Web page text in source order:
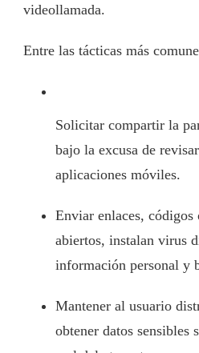
videollamada.
Entre las tácticas más
Solicitar compartir la
bajo la excusa de
aplicaciones móviles.
Enviar enlaces, códigos
abiertos, instalan virus
información personal y
Mantener al usuario
obtener datos sensibles